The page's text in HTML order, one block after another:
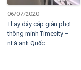
06/07/2020
Thay dây cáp giàn phơi
thông minh Timecity –
nhà anh Quốc